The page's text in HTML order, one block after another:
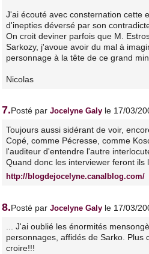
J'ai écouté avec consternation cette
d'inepties déversé par son
On croit deviner parfois que M.
Sarkozy, j'avoue avoir du mal à
personnage à la tête de ce grand
Nicolas
7.Posté par Jocelyne Galy le 17/03/
Toujours aussi sidérant de voir,
Copé, comme Pécresse, comme
l'auditeur d'entendre l'autre
Quand donc les interviewer feront ils
http://blogdejocelyne.canalblog.com/
8.Posté par Jocelyne Galy le 17/03/
... J'ai oublié les énormités
personnages, affidés de Sarko.
croire!!!